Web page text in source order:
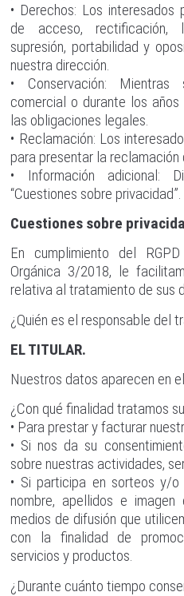
• Derechos: Los
de acceso, rectificación,
supresión, portabilidad y
nuestra dirección.
• Conservación:
comercial o durante los
las obligaciones legales.
• Reclamación: Los
para presentar la reclamación
• Información adicional:
“Cuestiones sobre privacidad”.
Cuestiones sobre
En cumplimiento del
Orgánica 3/2018, le
relativa al tratamiento de sus
¿Quién es el responsable del
EL TITULAR.
Nuestros datos aparecen en
¿Con qué finalidad tratamos
• Para prestar y facturar
• Si nos da su
sobre nuestras actividades,
• Si participa en sorteos y/o
nombre, apellidos e
medios de difusión que
con la finalidad de
servicios y productos.
¿Durante cuánto tiempo